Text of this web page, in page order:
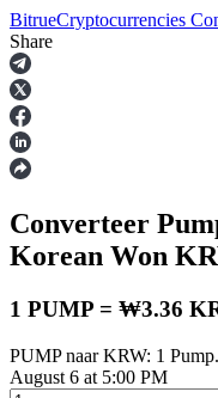
Termijncontracten
USDT-futures
BitrueCryptocurrencies
Share
Converteer
Korean Won
1 PUMP = ₩3.36
PUMP naar KRW: 1
August 6 at 5:00 PM